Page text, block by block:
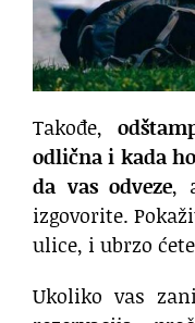
Takođe,
odlična i kada
da vas odveze,
izgovorite.
ulice, i ubrzo
Ukoliko vas